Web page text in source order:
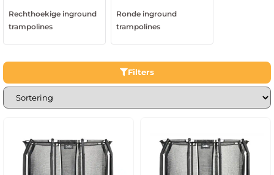
Rechthoekige inground
trampolines
Ronde inground
trampolines
Filters